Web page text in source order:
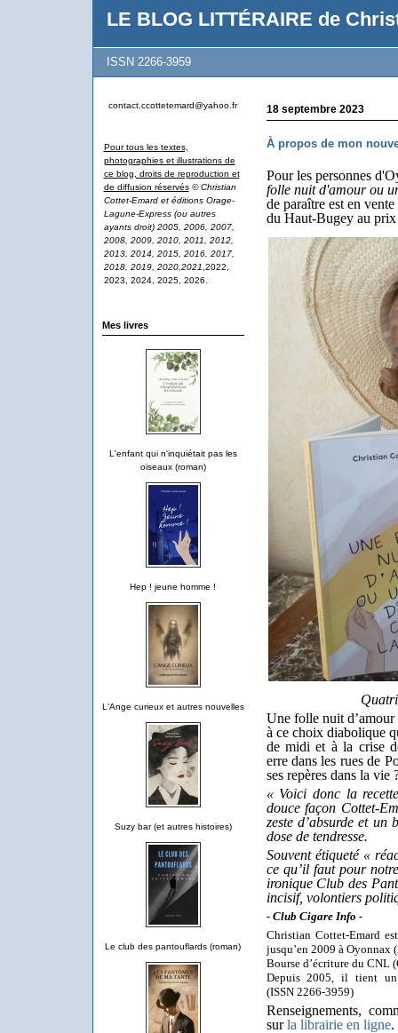
LE BLOG LITTÉRAIRE de
ISSN 2266-3959
contact.ccottetemard@yahoo.fr
Pour tous les textes,
photographies et illustrations de
ce blog, droits de reproduction et
de diffusion réservés © Christian
Cottet-Emard et éditions Orage-
Lagune-Express (ou autres
ayants droit) 2005, 2006, 2007,
2008, 2009, 2010, 2011, 2012,
2013, 2014, 2015, 2016, 2017,
2018, 2019, 2020,2021 ,2022,
2023, 2024, 2025, 2026.
Mes livres
L'enfant qui n'inquiétait pas les
oiseaux (roman)
Hep ! jeune homme !
L'Ange curieux et autres nouvelles
Suzy bar (et autres histoires)
Le club des pantouflards (roman)
18 septembre 2023
À propos de mon
Pour les personnes
folle nuit d'amour ou
de paraître est en
du Haut-Bugey au
Une folle nuit
à ce choix diabolique
de midi et à la crise
erre dans les rues de
ses repères dans la vie
« Voici donc la
douce façon Cottet-
zeste d’absurde et un
dose de tendresse.
Souvent étiqueté «
ce qu’il faut pour
ironique Club des
incisif, volontiers
- Club Cigare Info -
Christian Cottet-Emard
jusqu’en 2009 à Oyonnax
Bourse d’écriture du CNL
Depuis 2005, il tient un
(ISSN 2266-3959)
Renseignements,
surla librairie en ligne.